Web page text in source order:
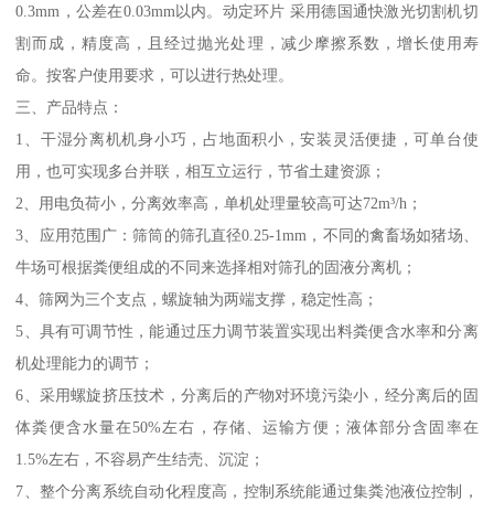
0.3mm，公差在0.03mm以内。动定环片 采用德国通快激光切割机切
割而成，精度高，且经过抛光处理，减少摩擦系数，增长使用寿
命。按客户使用要求，可以进行热处理。
三、产品特点：
1、干湿分离机机身小巧，占地面积小，安装灵活便捷，可单台使
用，也可实现多台并联，相互立运行，节省土建资源；
2、用电负荷小，分离效率高，单机处理量较高可达72m³/h；
3、应用范围广：筛筒的筛孔直径0.25-1mm，不同的禽畜场如猪场、
牛场可根据粪便组成的不同来选择相对筛孔的固液分离机；
4、筛网为三个支点，螺旋轴为两端支撑，稳定性高；
5、具有可调节性，能通过压力调节装置实现出料粪便含水率和分离
机处理能力的调节；
6、采用螺旋挤压技术，分离后的产物对环境污染小，经分离后的固
体粪便含水量在50%左右，存储、运输方便；液体部分含固率在
1.5%左右，不容易产生结壳、沉淀；
7、整个分离系统自动化程度高，控制系统能通过集粪池液位控制，